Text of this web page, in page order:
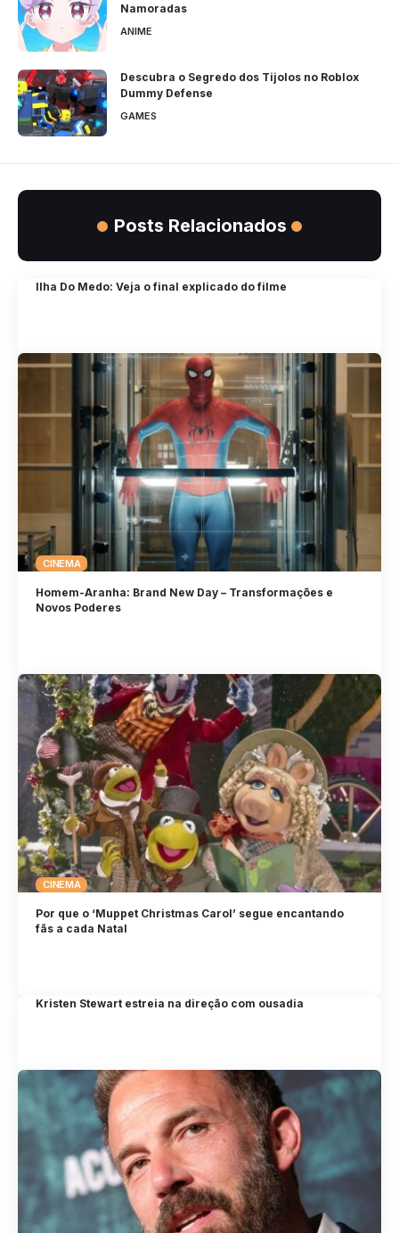
Namoradas
ANIME
Descubra o Segredo dos Tijolos no Roblox
Dummy Defense
GAMES
Posts Relacionados
Ilha Do Medo: Veja o final explicado do filme
CINEMA
Homem-Aranha: Brand New Day – Transformações e
Novos Poderes
CINEMA
Por que o ‘Muppet Christmas Carol’ segue encantando
fãs a cada Natal
Kristen Stewart estreia na direção com ousadia